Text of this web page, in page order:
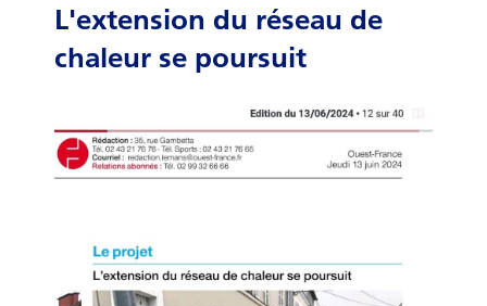
L'extension du réseau de
chaleur se poursuit